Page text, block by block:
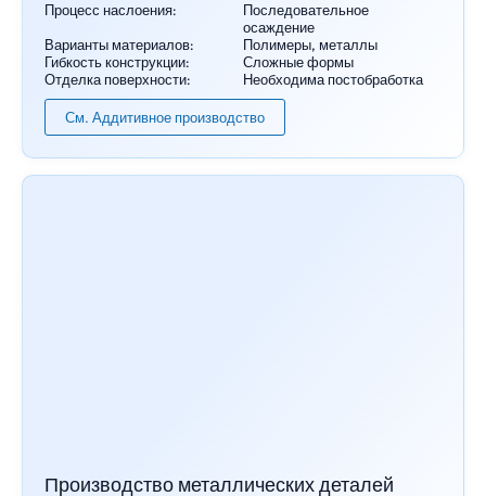
Процесс наслоения:
Последовательное
осаждение
Варианты материалов:
Полимеры, металлы
Гибкость конструкции:
Сложные формы
Отделка поверхности:
Необходима постобработка
См. Аддитивное производство
Производство металлических деталей